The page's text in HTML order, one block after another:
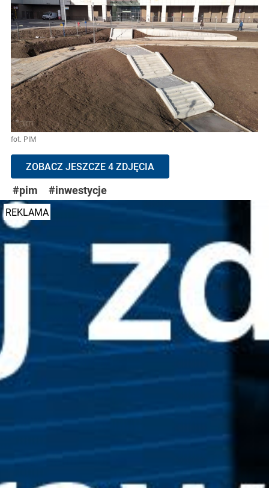
fot. PIM
ZOBACZ JESZCZE 4 ZDJĘCIA
#pim #inwestycje
REKLAMA